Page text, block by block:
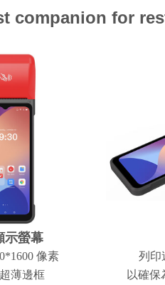
companion for
示螢幕
像素
薄邊框
列印
以確保